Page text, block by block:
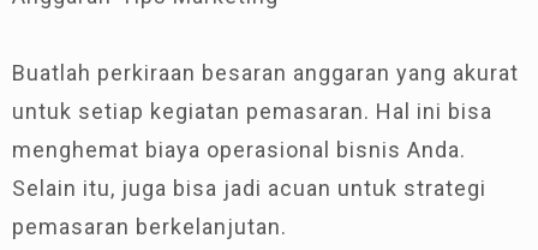
Buatlah perkiraan besaran anggaran yang akurat
untuk setiap kegiatan pemasaran. Hal ini bisa
menghemat biaya operasional bisnis Anda.
Selain itu, juga bisa jadi acuan untuk strategi
pemasaran berkelanjutan.